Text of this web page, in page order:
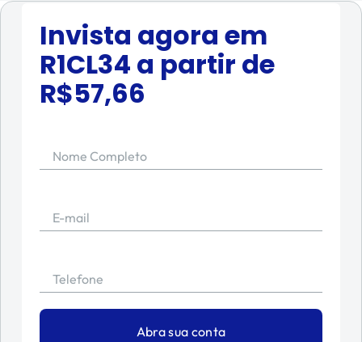
Invista agora em
R1CL34 a partir de
R$57,66
Nome Completo
E-mail
Telefone
Abra sua conta